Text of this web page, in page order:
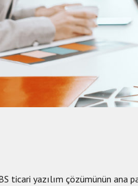
ticari yazılım çözümünün